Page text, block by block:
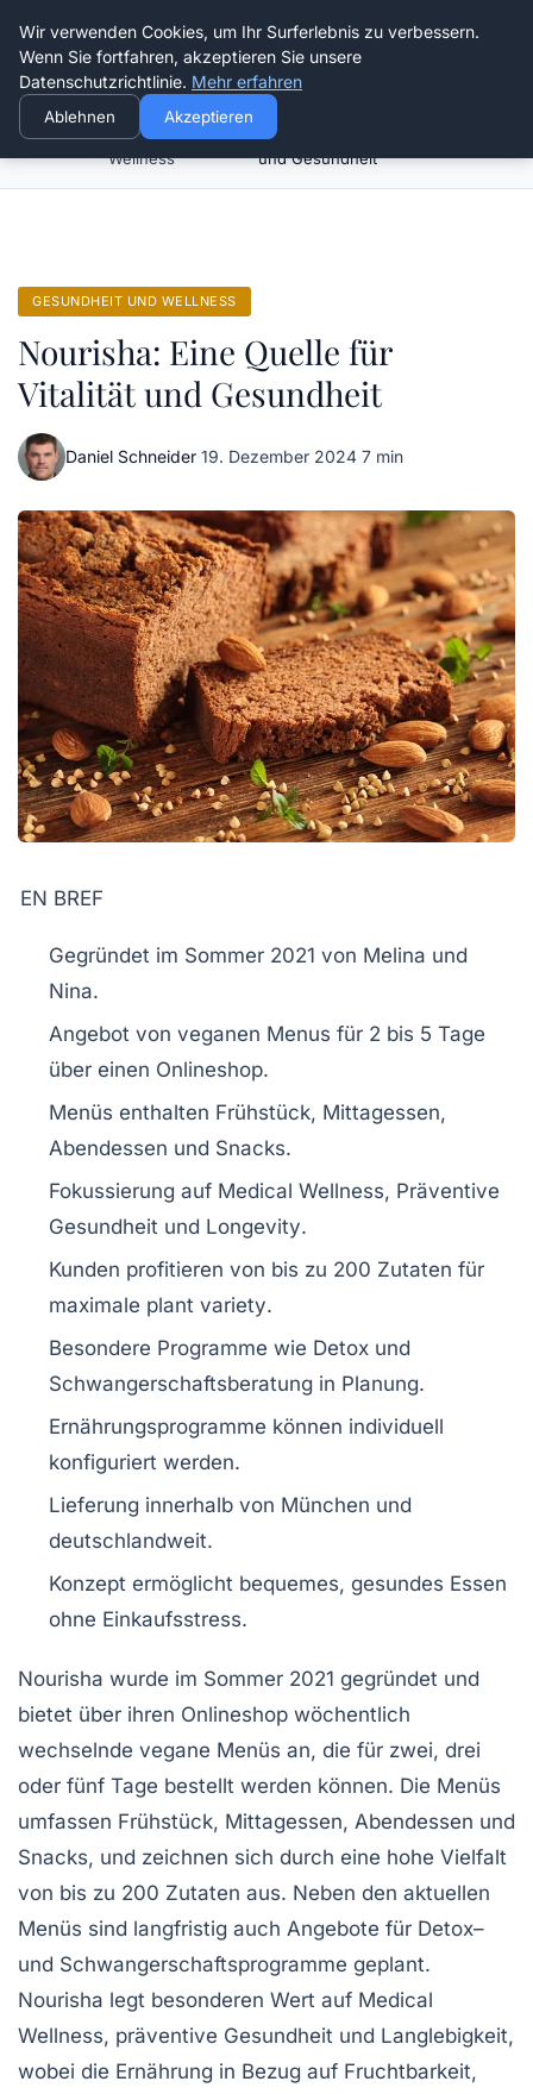
Die Schnitter
Gesundheit und
Wellness
Nourisha: Eine Quelle für Vitalität
und Gesundheit
GESUNDHEIT UND WELLNESS
Nourisha: Eine Quelle für
Vitalität und Gesundheit
Daniel Schneider·19. Dezember 2024·7 min
EN BREF
Gegründet im Sommer 2021 von Melina und
Nina.
Angebot von veganen Menus für 2 bis 5 Tage
über einen Onlineshop.
Menüs enthalten Frühstück, Mittagessen,
Abendessen und Snacks.
Fokussierung auf Medical Wellness, Präventive
Gesundheit und Longevity.
Kunden profitieren von bis zu 200 Zutaten für
maximale plant variety.
Besondere Programme wie Detox und
Schwangerschaftsberatung in Planung.
Ernährungsprogramme können individuell
konfiguriert werden.
Lieferung innerhalb von München und
deutschlandweit.
Konzept ermöglicht bequemes, gesundes Essen
ohne Einkaufsstress.
Nourisha wurde im Sommer 2021 gegründet und
bietet über ihren Onlineshop wöchentlich
wechselnde vegane Menüs an, die für zwei, drei
oder fünf Tage bestellt werden können. Die Menüs
umfassen Frühstück, Mittagessen, Abendessen und
Snacks, und zeichnen sich durch eine hohe Vielfalt
von bis zu 200 Zutaten aus. Neben den aktuellen
Menüs sind langfristig auch Angebote für Detox–
und Schwangerschaftsprogramme geplant.
Nourisha legt besonderen Wert auf Medical
Wellness, präventive Gesundheit und Langlebigkeit,
wobei die Ernährung in Bezug auf Fruchtbarkeit,
Wir verwenden Cookies, um Ihr Surferlebnis zu verbessern.
Wenn Sie fortfahren, akzeptieren Sie unsere
Datenschutzrichtlinie. Mehr erfahren
Ablehnen Akzeptieren